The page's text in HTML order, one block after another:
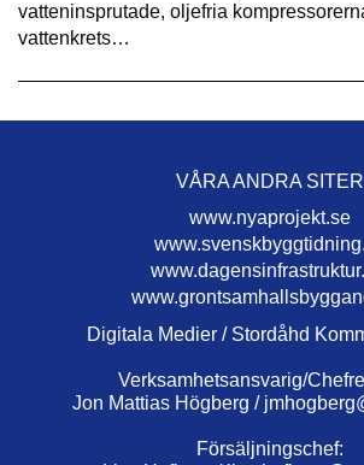
vatteninsprutade, oljefria
vattenkrets…
VÅRA ANDRA SITER
www.nyaprojekt.se
Digitala Medier / Stordåhd
Verksamhetsansvarig/
Jon Mattias Högberg /
Försäljningschef: